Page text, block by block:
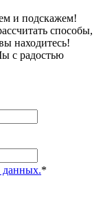
и подскажем!
способы,
находитесь!
с радостью
данных.*